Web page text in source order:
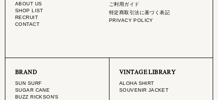
ABOUT US
SHOP LIST
RECRUIT
CONTACT
ご利用ガイド
特定商取引法に基づく表記
PRIVACY POLICY
BRAND
SUN SURF
SUGAR CANE
BUZZ RICKSON'S
VINTAGE LIBRARY
ALOHA SHIRT
SOUVENIR JACKET